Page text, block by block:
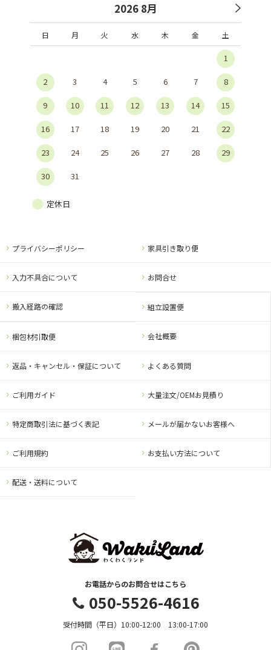
2026 8月
日 月 火 水 木 金 土
1
2 3 4 5 6 7 8
9 10 11 12 13 14 15
16 17 18 19 20 21 22
23 24 25 26 27 28 29
30 31
定休日
お電話からのお問合せはこちら
050-5526-4616
受付時間（平日）10:00-12:00 13:00-17:00
組立設置便
ご利用ガイド
ご利用規約
会社概要
大量注文/OEMお見積り
お支払い方法について
よくある質問
特定商取引法に基づく表記
配送・送料について
梱包材引取便
メールが届かないお客様へ
返品・キャンセル・保証について
プライバシーポリシー 家具引き取り便
入力不具合について お問合せ
搬入経路の確認